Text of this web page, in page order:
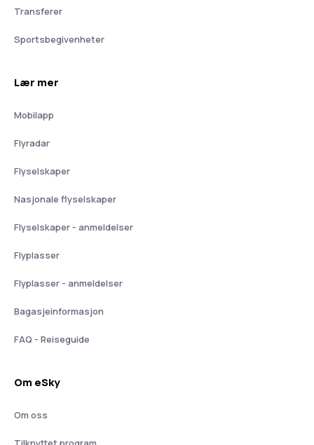
Transferer
Sportsbegivenheter
Lær mer
Mobilapp
Flyradar
Flyselskaper
Nasjonale flyselskaper
Flyselskaper - anmeldelser
Flyplasser
Flyplasser - anmeldelser
Bagasjeinformasjon
FAQ - Reiseguide
Om eSky
Om oss